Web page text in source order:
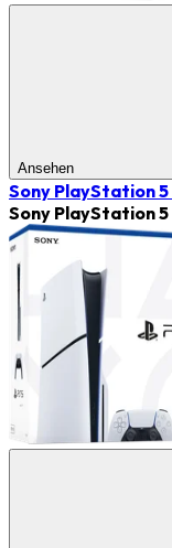
Ansehen
Sony PlayStation 5
Sony PlayStation 5